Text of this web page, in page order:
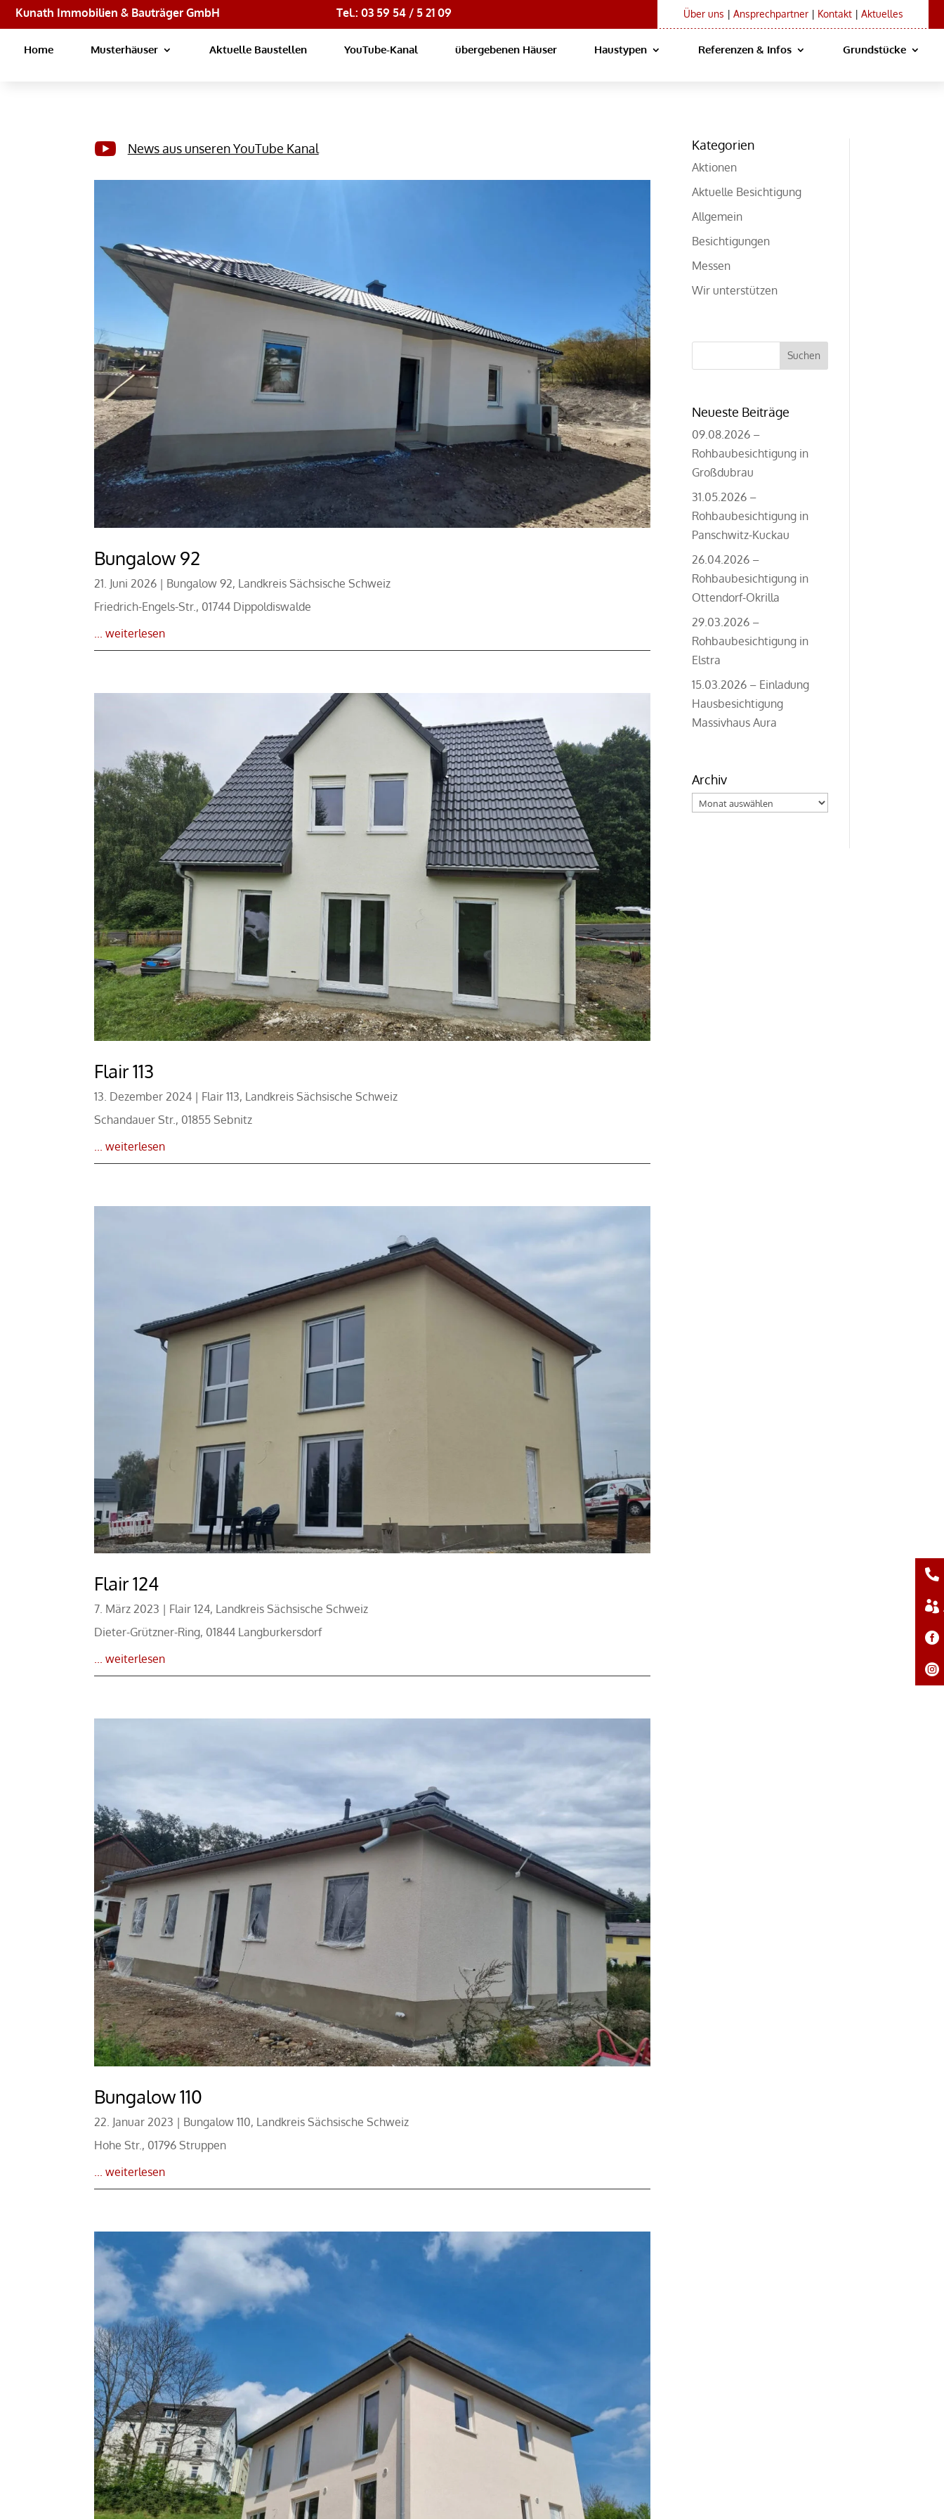
Kunath Immobilien & Bauträger GmbH Tel.: 03 59 54 / 5 21 09 Über uns | Ansprechpartner| Kontakt| Aktuelles
Home Musterhäuser Aktuelle Baustellen YouTube-Kanal übergebenen Häuser Haustypen Referenzen & Infos Grundstücke
 News aus unseren YouTube Kanal
Bungalow 92
21. Juni 2026 | Bungalow 92, Landkreis Sächsische Schweiz
Friedrich-Engels-Str., 01744 Dippoldiswalde
... weiterlesen
Flair 113
13. Dezember 2024 | Flair 113, Landkreis Sächsische Schweiz
Schandauer Str., 01855 Sebnitz
... weiterlesen
Flair 124
7. März 2023 | Flair 124, Landkreis Sächsische Schweiz
Dieter-Grützner-Ring, 01844 Langburkersdorf
... weiterlesen
Bungalow 110
22. Januar 2023 | Bungalow 110, Landkreis Sächsische Schweiz
Hohe Str., 01796 Struppen
... weiterlesen
Kategorien
Aktionen
Aktuelle Besichtigung
Allgemein
Besichtigungen
Messen
Wir unterstützen
Suchen
Neueste Beiträge
09.08.2026 –
Rohbaubesichtigung in
Großdubrau
31.05.2026 –
Rohbaubesichtigung in
Panschwitz-Kuckau
26.04.2026 –
Rohbaubesichtigung in
Ottendorf-Okrilla
29.03.2026 –
Rohbaubesichtigung in
Elstra
15.03.2026 – Einladung
Hausbesichtigung
Massivhaus Aura
Archiv
Archiv